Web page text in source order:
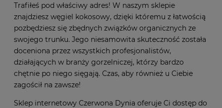
Trafiłeś pod właściwy adres! W naszym sklepie
znajdziesz węgiel kokosowy, dzięki któremu z łatwością
pozbędziesz się zbędnych związków organicznych ze
swojego trunku. Jego niesamowita skuteczność została
doceniona przez wszystkich profesjonalistów,
działających w branży gorzelniczej, którzy bardzo
chętnie po niego sięgają. Czas, aby również u Ciebie
zagościł na zawsze!
Sklep internetowy Czerwona Dynia oferuje Ci dostęp do